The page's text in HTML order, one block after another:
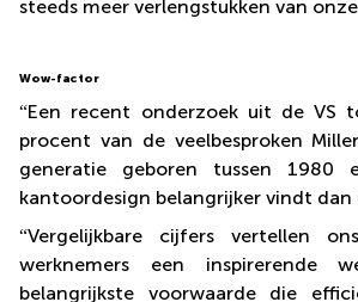
steeds meer verlengstukken van
Wow-factor
“Een recent onderzoek uit de VS
procent van de veelbesproken
generatie geboren tussen 1980
kantoordesign belangrijker vindt dan
“Vergelijkbare cijfers vertellen
werknemers een inspirerende
belangrijkste voorwaarde die